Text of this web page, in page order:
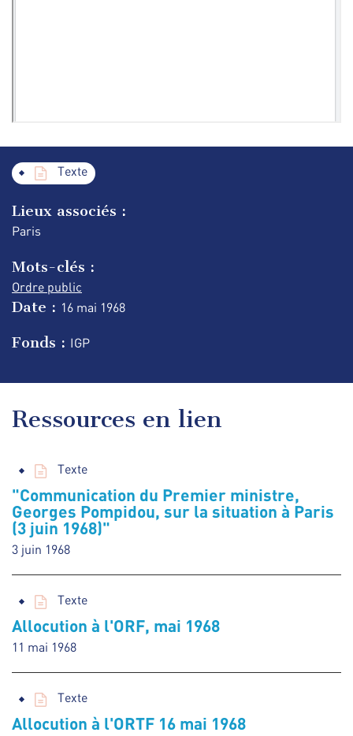
Texte
Lieux associés :
Paris
Mots-clés :
Ordre public
Date : 16 mai 1968
Fonds : IGP
Ressources en lien
Texte
"Communication du Premier ministre,
Georges Pompidou, sur la situation à Paris
(3 juin 1968)"
3 juin 1968
Texte
Allocution à l'ORF, mai 1968
11 mai 1968
Texte
Allocution à l'ORTF 16 mai 1968